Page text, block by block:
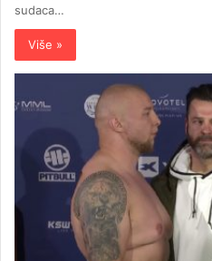
sudaca…
Više »